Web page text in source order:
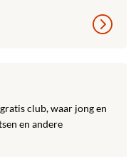
club, waar jong en
en andere